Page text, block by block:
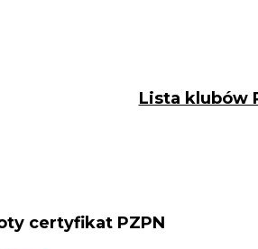
Lista klubów
certyfikat PZPN